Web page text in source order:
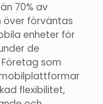
70% av
över förväntas
enheter för
de
som
flexibilitet,